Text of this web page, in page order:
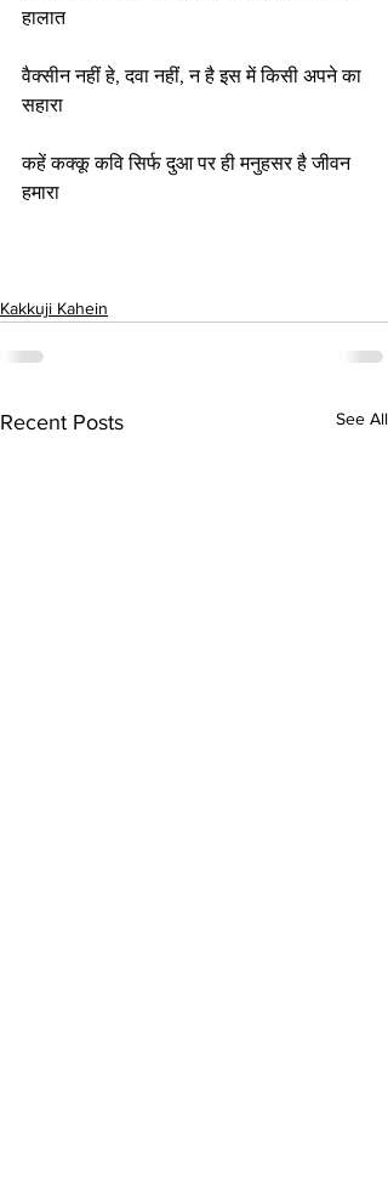
हालात
वैक्सीन नहीं हे, दवा नहीं, न है इस में किसी अपने का
सहारा
कहें कक्कू कवि सिर्फ दुआ पर ही मनुहसर है जीवन
हमारा
Kakkuji Kahein
Recent Posts See All